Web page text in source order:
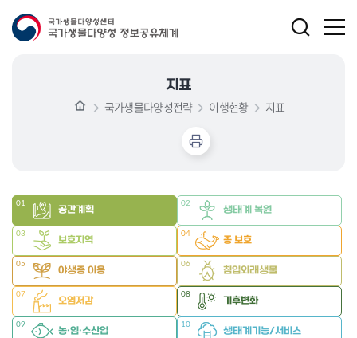
지표
국가생물다양성전략 이행현황 지표
01
공간계획
02
생태계 복원
03
보호지역
04
종 보호
05
야생종 이용
06
침입외래생물
07
오염저감
08
기후변화
09
농·임·수산업
10
생태계기능/서비스